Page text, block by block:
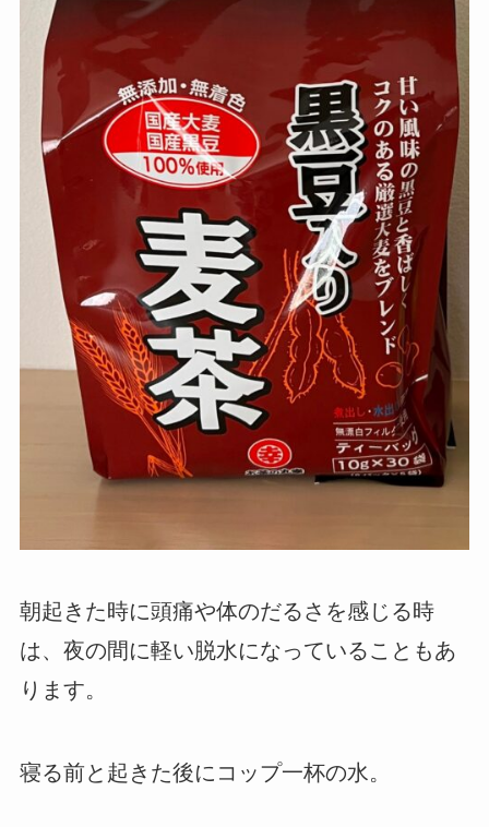
朝起きた時に頭痛や体のだるさを感じる時
は、夜の間に軽い脱水になっていることもあ
ります。
寝る前と起きた後にコップ一杯の水。